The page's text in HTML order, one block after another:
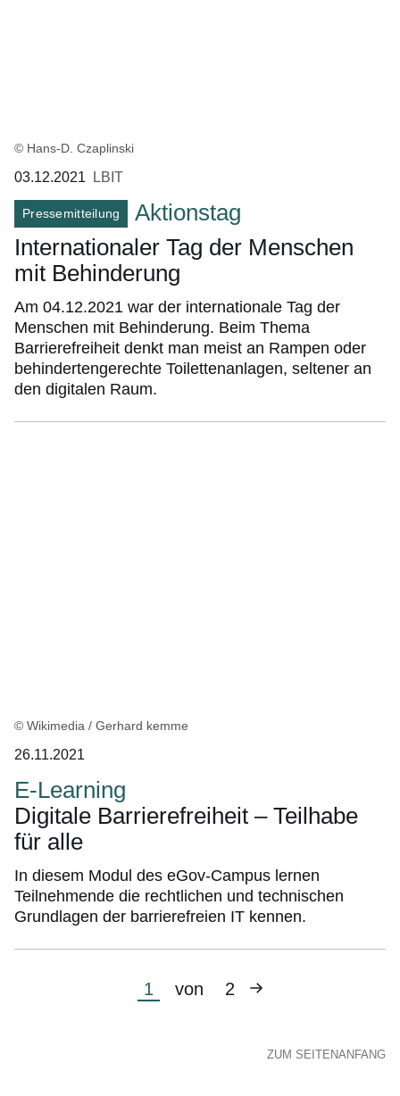
© Hans-D. Czaplinski
03.12.2021 LBIT
Pressemitteilung
Aktionstag
Internationaler Tag der Menschen
mit Behinderung
Am 04.12.2021 war der internationale Tag der
Menschen mit Behinderung. Beim Thema
Barrierefreiheit denkt man meist an Rampen oder
behindertengerechte Toilettenanlagen, seltener an
den digitalen Raum.
© Wikimedia / Gerhard kemme
26.11.2021
E-Learning
Digitale Barrierefreiheit – Teilhabe
für alle
In diesem Modul des eGov-Campus lernen
Teilnehmende die rechtlichen und technischen
Grundlagen der barrierefreien IT kennen.
Aktuelle
1 von 2
Nächste
ZUM SEITENANFANG